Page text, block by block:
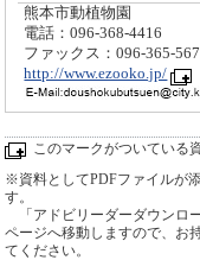
熊本市動植物園
電話：096-368-4416
ファックス：096-365-
http://www.ezooko.jp/
このマークがついている
※資料としてPDFファイルが
す。
「アドビリーダーダウンロ
ページへ移動しますので、お
てください。